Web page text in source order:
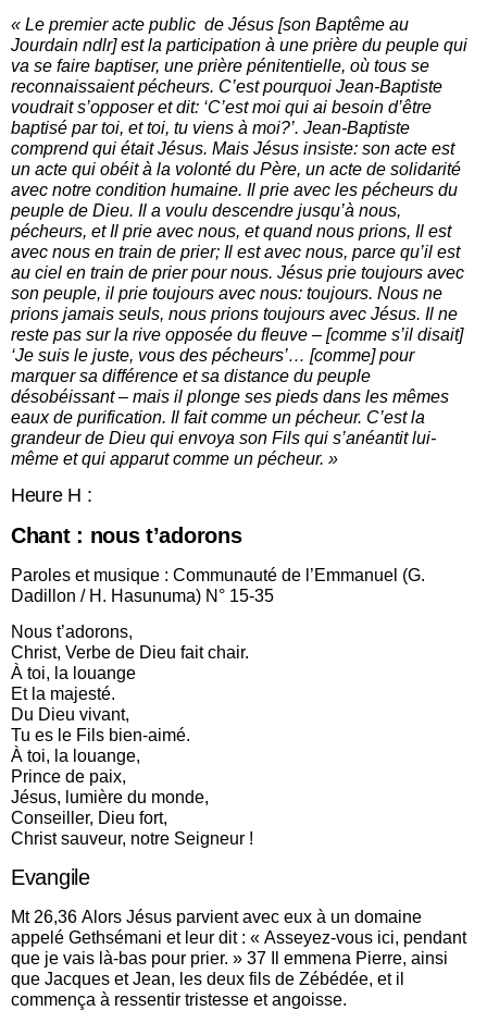
« Le premier acte public de Jésus [son Baptême au
Jourdain ndlr] est la participation à une prière du peuple qui
va se faire baptiser, une prière pénitentielle, où tous se
reconnaissaient pécheurs. C’est pourquoi Jean-Baptiste
voudrait s’opposer et dit: ‘C’est moi qui ai besoin d’être
baptisé par toi, et toi, tu viens à moi?’. Jean-Baptiste
comprend qui était Jésus. Mais Jésus insiste: son acte est
un acte qui obéit à la volonté du Père, un acte de solidarité
avec notre condition humaine. Il prie avec les pécheurs du
peuple de Dieu. Il a voulu descendre jusqu’à nous,
pécheurs, et Il prie avec nous, et quand nous prions, Il est
avec nous en train de prier; Il est avec nous, parce qu’il est
au ciel en train de prier pour nous. Jésus prie toujours avec
son peuple, il prie toujours avec nous: toujours. Nous ne
prions jamais seuls, nous prions toujours avec Jésus. Il ne
reste pas sur la rive opposée du fleuve – [comme s’il disait]
‘Je suis le juste, vous des pécheurs’… [comme] pour
marquer sa différence et sa distance du peuple
désobéissant – mais il plonge ses pieds dans les mêmes
eaux de purification. Il fait comme un pécheur. C’est la
grandeur de Dieu qui envoya son Fils qui s’anéantit lui-
même et qui apparut comme un pécheur. »
Heure H :
Chant : nous t’adorons
Paroles et musique : Communauté de l’Emmanuel (G.
Dadillon / H. Hasunuma) N° 15-35
Nous t’adorons,
Christ, Verbe de Dieu fait chair.
À toi, la louange
Et la majesté.
Du Dieu vivant,
Tu es le Fils bien-aimé.
À toi, la louange,
Prince de paix,
Jésus, lumière du monde,
Conseiller, Dieu fort,
Christ sauveur, notre Seigneur !
Evangile
Mt 26,36 Alors Jésus parvient avec eux à un domaine
appelé Gethsémani et leur dit : « Asseyez-vous ici, pendant
que je vais là-bas pour prier. » 37 Il emmena Pierre, ainsi
que Jacques et Jean, les deux fils de Zébédée, et il
commença à ressentir tristesse et angoisse.